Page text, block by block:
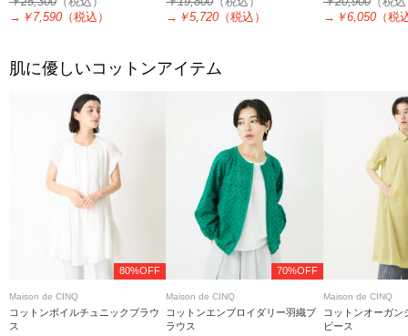
→ ￥7,590 （税込）
→ ￥5,720 （税込）
→ ￥6,050（税
肌に優しいコットンアイテム
80%OFF
Maison de CINQ
コットンボイルチュニックブラウ
ス
70%OFF
Maison de CINQ
コットンエンブロイダリー羽織ブ
ラウス
Maison de CINQ
コットンオーガン
ピース